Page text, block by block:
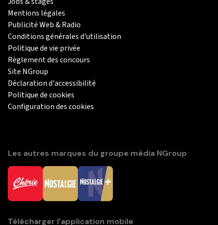
Mentions légales
Publicité Web & Radio
Conditions générales d'utilisation
Politique de vie privée
Règlement des concours
Site NGroup
Déclaration d'accessibilité
Politique de cookies
Configuration des cookies
Les autres marques du groupe média NGroup
Télécharger l’application mobile